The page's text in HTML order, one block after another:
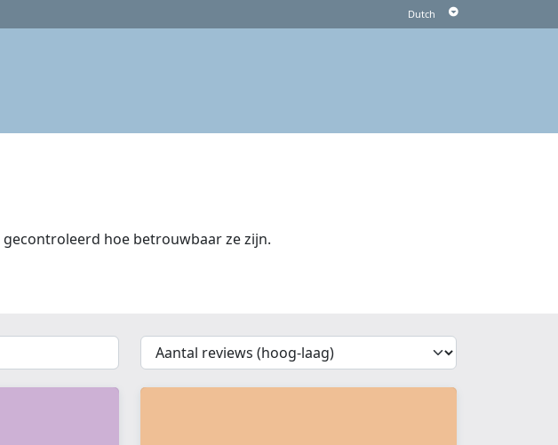
hoe betrouwbaar ze zijn.
{{
__('Sort')
}}